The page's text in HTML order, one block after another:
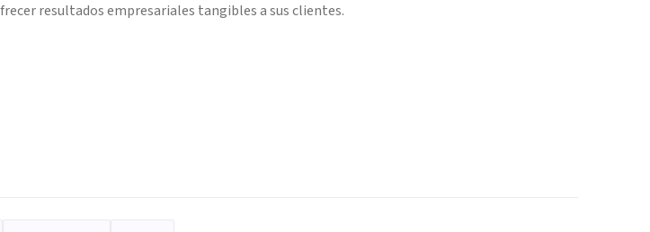
resultados empresariales tangibles a sus clientes.